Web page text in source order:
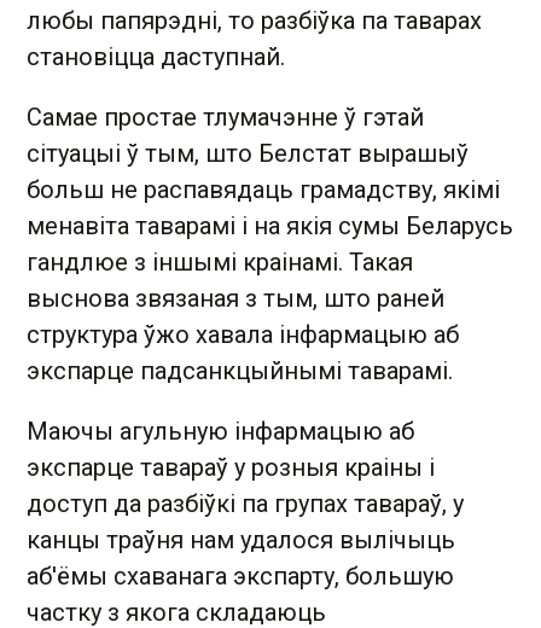
любы папярэдні, то разбіўка па таварах
становіцца даступнай.
Самае простае тлумачэнне ў гэтай
сітуацыі ў тым, што Белстат вырашыў
больш не распавядаць грамадству, якімі
менавіта таварамі і на якія сумы Беларусь
гандлюе з іншымі краінамі. Такая
выснова звязаная з тым, што раней
структура ўжо хавала інфармацыю аб
экспарце падсанкцыйнымі таварамі.
Маючы агульную інфармацыю аб
экспарце тавараў у розныя краіны і
доступ да разбіўкі па групах тавараў, у
канцы траўня нам удалося вылічыць
аб'ёмы схаванага экспарту, большую
частку з якога складаюць